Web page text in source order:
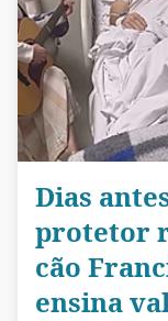
Dias
protetor
cão
ensina